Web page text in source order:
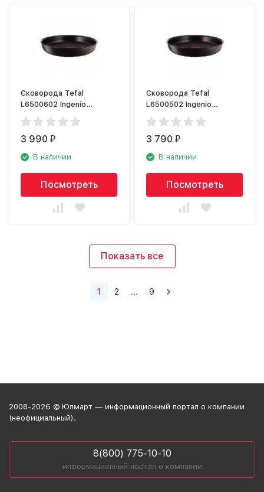
Сковорода Tefal
L6500602 Ingenio
Expertise
3 990₽
В наличии
Посмотреть
Сковорода Tefal
L6500502 Ingenio
Expertise
3 790₽
В наличии
Посмотреть
Показать все
1 2 ... 9
2008-2026 © Юлмарт — информационный портал о компании
(неофициальный).
8(800) 775-10-10
информационный портал о компании